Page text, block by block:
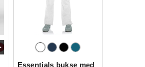
Essentials bukse med